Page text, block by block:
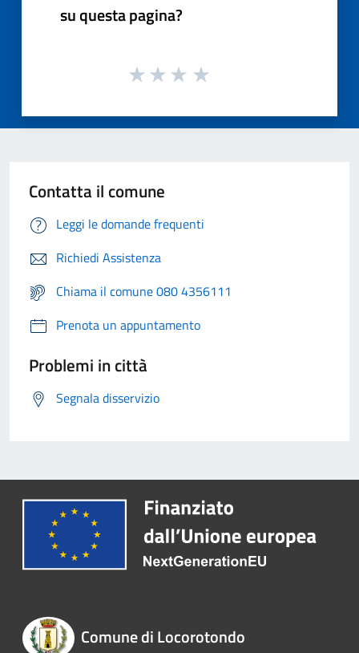
su questa pagina?
Contatta il comune
Leggi le domande frequenti
Richiedi Assistenza
Chiama il comune 080 4356111
Prenota un appuntamento
Problemi in città
Segnala disservizio
Comune di Locorotondo